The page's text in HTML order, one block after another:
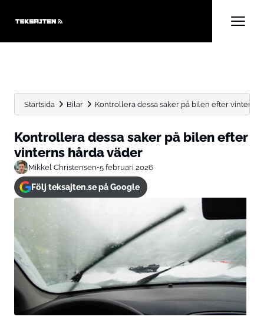
Startsida Bilar Kontrollera dessa saker på bilen efter vinterns
Kontrollera dessa saker på bilen efter
vinterns hårda väder
Mikkel Christensen•5 februari 2026
Följ teksajten.se på Google